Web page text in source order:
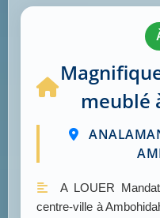
meublé
A LOUER
centre-ville à